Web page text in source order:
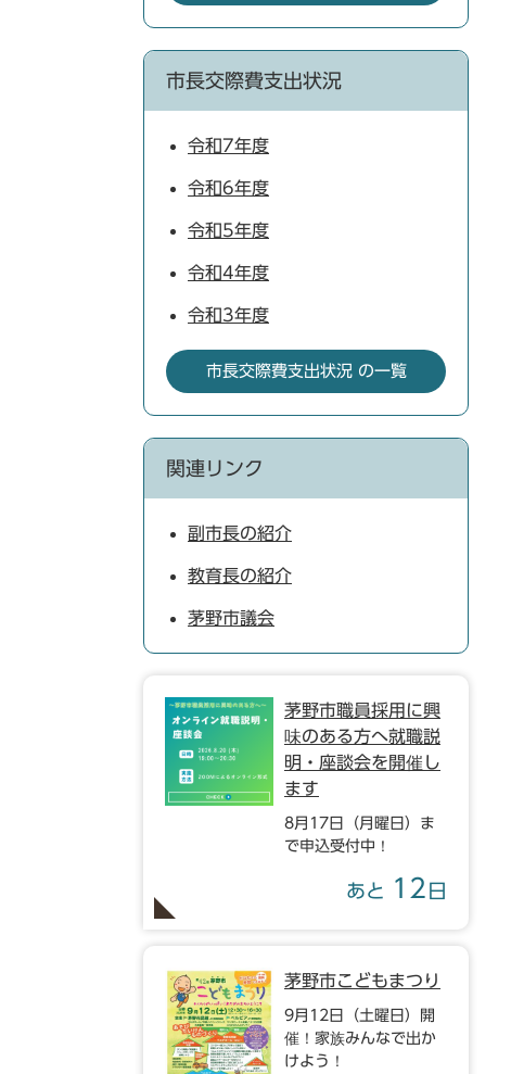
市長交際費支出状況
令和7年度
令和6年度
令和5年度
令和4年度
令和3年度
市長交際費支出状況 の一覧
関連リンク
副市長の紹介
教育長の紹介
茅野市議会
茅野市職員採用に興
味のある方へ就職説
明・座談会を開催し
ます
8月17日（月曜日）ま
で申込受付中！
あと 12 日
茅野市こどもまつり
9月12日（土曜日）開
催！家族みんなで出か
けよう！